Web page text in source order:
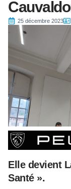
25 décembre 2023
Elle devient
Santé ».